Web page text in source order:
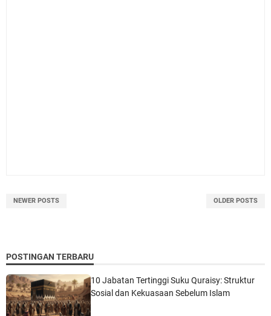
NEWER POSTS OLDER POSTS
POSTINGAN TERBARU
10 Jabatan Tertinggi Suku Quraisy: Struktur
Sosial dan Kekuasaan Sebelum Islam